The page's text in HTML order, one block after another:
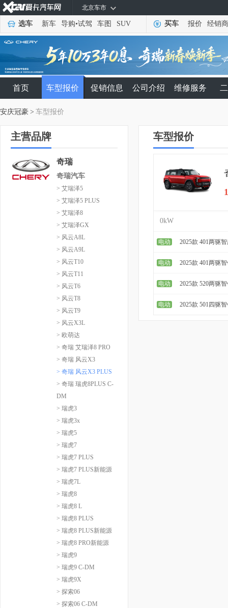
北京车市
选车 新车 导购•试驾 车图 SUV 买车 报价 经销商
首页 车型报价 促销信息 公司介绍 维修服务
安庆冠豪 > 车型报价
主营品牌
奇瑞
奇瑞汽车
> 艾瑞泽5
> 艾瑞泽5 PLUS
> 艾瑞泽8
> 艾瑞泽GX
> 风云A8L
> 风云A9L
> 风云T10
> 风云T11
> 风云T6
> 风云T8
> 风云T9
> 风云X3L
> 欧萌达
> 奇瑞 艾瑞泽8 PRO
> 奇瑞 风云X3
> 奇瑞 风云X3 PLUS
> 奇瑞 瑞虎8PLUS C-
DM
> 瑞虎3
> 瑞虎3x
> 瑞虎5
> 瑞虎7
> 瑞虎7 PLUS
> 瑞虎7 PLUS新能源
> 瑞虎7L
> 瑞虎8
> 瑞虎8 L
> 瑞虎8 PLUS
> 瑞虎8 PLUS新能源
> 瑞虎8 PRO新能源
> 瑞虎9
> 瑞虎9 C-DM
> 瑞虎9X
> 探索06
> 探索06 C-DM
车型报价
0kW
电动 2025款 401两驱
电动 2025款 401两驱
电动 2025款 520两驱
电动 2025款 501四驱